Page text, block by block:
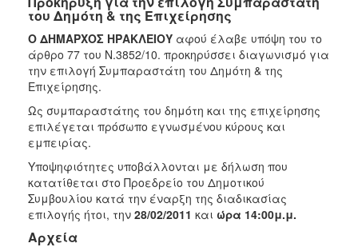
2020
2019
2018
2017
2015
2013
ΔΗΜΟΤΗΣ
του Δημότη & της Επιχείρησης
Ο ΔΗΜΑΡΧΟΣ ΗΡΑΚΛΕΙΟΥ αφού έλαβε υπόψη του το
άρθρο 77 του Ν.3852/10. προκηρύσσει διαγωνισμό για
την επιλογή Συμπαραστάτη του Δημότη & της
Επιχείρησης.
Ως συμπαραστάτης του δημότη και της επιχείρησης
επιλέγεται πρόσωπο εγνωσμένου κύρους και
εμπειρίας.
Υποψηφιότητες υποβάλλονται με δήλωση που
κατατίθεται στο Προεδρείο του Δημοτικού
Συμβουλίου κατά την έναρξη της διαδικασίας
επιλογής ήτοι, την 28/02/2011 και ώρα 14:00μ.μ.
Αρχεία